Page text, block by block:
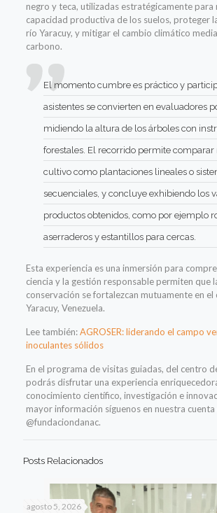
negro y teca, utilizadas estratégicamente para
capacidad productiva de los suelos, proteger
río Yaracuy, y mitigar el cambio climático
carbono.
El momento cumbre es práctico y
asistentes se convierten en evaluadores
midiendo la altura de los árboles con
forestales. El recorrido permite comparar
cultivo como plantaciones lineales o
secuenciales, y concluye exhibiendo los
productos obtenidos, como por ejemplo
aserraderos y estantillos para cercas.
Esta experiencia es una inmersión para
ciencia y la gestión responsable permiten que
conservación se fortalezcan mutuamente en el
Yaracuy, Venezuela.
Lee también:AGROSER: liderando el campo
inoculantes sólidos
En el programa de visitas guiadas, del centro
podrás disfrutar una experiencia
conocimiento científico, investigación e
mayor información síguenos en nuestra
@fundaciondanac.
Posts Relacionados
agosto 5, 2026